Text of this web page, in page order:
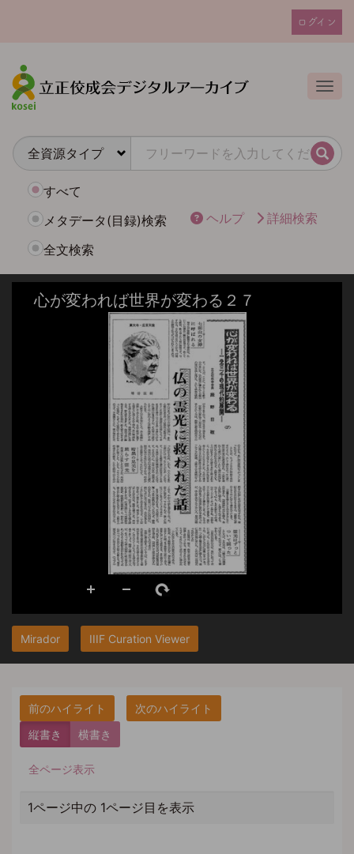
ン
テ
ン
ユ
カ
ウ
ト
ュ
ログイン
検索
すべて
メタデータ(目録)検索
全文検索
ヘルプ 詳細検索
Mirador IIIF Curation Viewer
縦書き 横書き
全ページ表示
1ページ中の 1ページ目を表示